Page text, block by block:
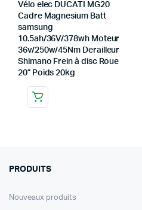
Vélo elec DUCATI MG20
Cadre Magnesium Batt
samsung
10.5ah/36V/378wh Moteur
36v/250w/45Nm Derailleur
Shimano Frein à disc Roue
20” Poids 20kg
PRODUITS
Nouveaux produits